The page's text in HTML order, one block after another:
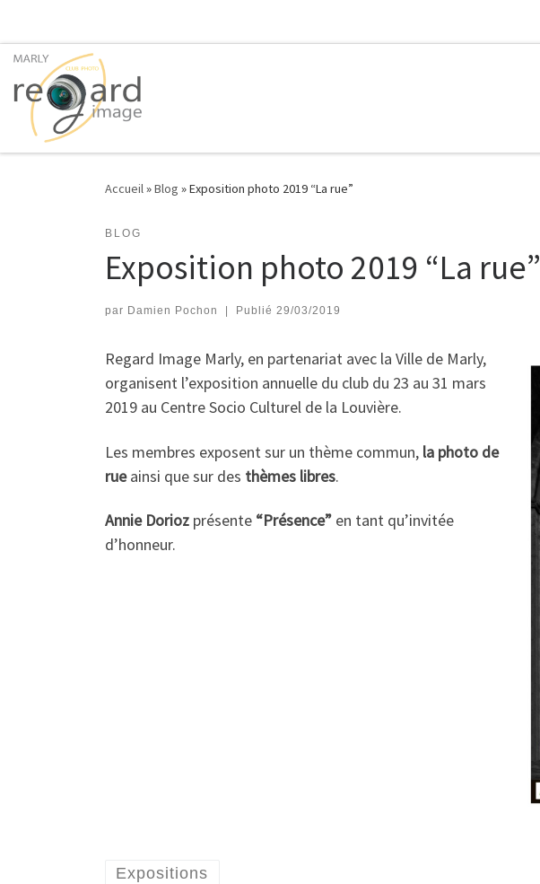
Accueil»Blog »Exposition photo 2019 “La rue”
BLOG
Exposition photo 2019 “La rue”
par Damien Pochon Publié 29/03/2019
Regard Image Marly, en partenariat avec la Ville de Marly,
organisent l’exposition annuelle du club du 23 au 31 mars
2019 au Centre Socio Culturel de la Louvière.
Les membres exposent sur un thème commun, la photo de
rueainsi que sur des thèmes libres.
Annie Dorioz présente “Présence” en tant qu’invitée
d’honneur.
Expositions